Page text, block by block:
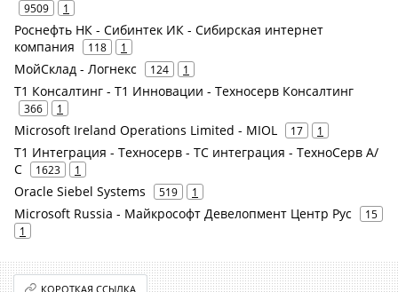
9509 1
Роснефть НК - Сибинтек ИК - Сибирская интернет
компания
118 1
МойСклад - Логнекс 124 1
Т1 Консалтинг - Т1 Инновации - Техносерв Консалтинг
366 1
Microsoft Ireland Operations Limited - MIOL 17 1
Т1 Интеграция - Техносерв - ТС интеграция - ТехноСерв А/
С
1623 1
Oracle Siebel Systems 519 1
Microsoft Russia - Майкрософт Девелопмент Центр Рус
15
1
КОРОТКАЯ ССЫЛКА